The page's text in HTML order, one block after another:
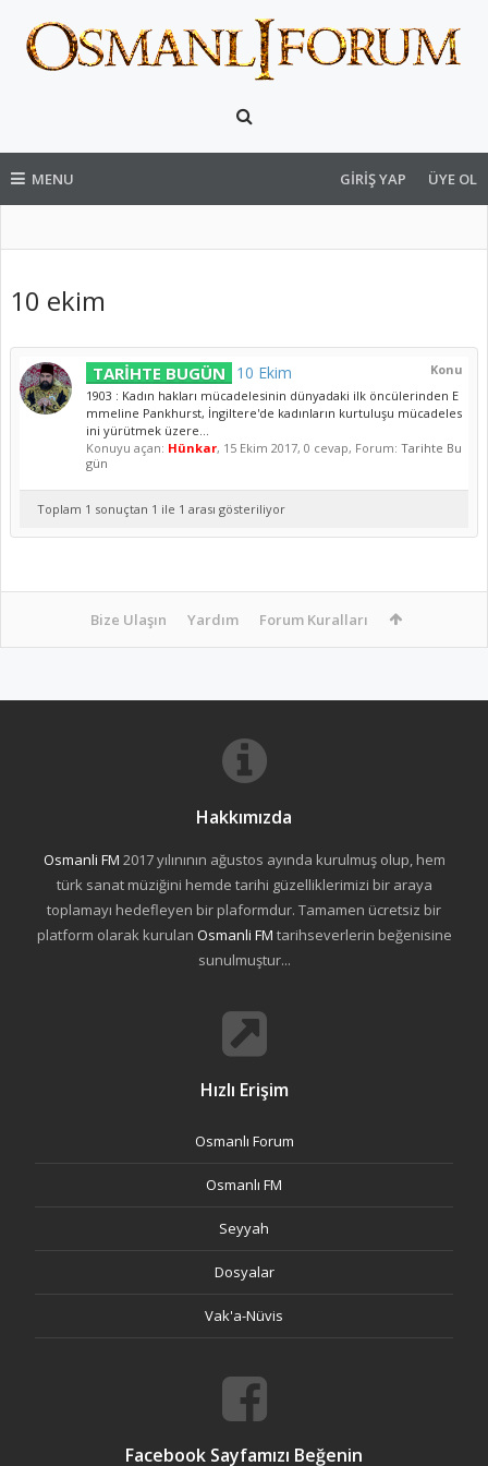
MENU GIRIŞ YAP ÜYE OL
10 ekim
Konu
TARİHTE BUGÜN 10 Ekim
1903 : Kadın hakları mücadelesinin dünyadaki ilk öncülerinden E
mmeline Pankhurst, İngiltere'de kadınların kurtuluşu mücadeles
ini yürütmek üzere...
Konuyu açan: Hünkar, 15 Ekim 2017, 0 cevap, Forum: Tarihte Bu
gün
Toplam 1 sonuçtan 1 ile 1 arası gösteriliyor
Bize Ulaşın Yardım Forum Kuralları
Hakkımızda
Osmanli FM 2017 yılınının ağustos ayında kurulmuş olup, hem
türk sanat müziğini hemde tarihi güzelliklerimizi bir araya
toplamayı hedefleyen bir plaformdur. Tamamen ücretsiz bir
platform olarak kurulan Osmanli FM tarihseverlerin beğenisine
sunulmuştur...
Hızlı Erişim
Osmanlı Forum
Osmanlı FM
Seyyah
Dosyalar
Vak'a-Nüvis
Facebook Sayfamızı Beğenin